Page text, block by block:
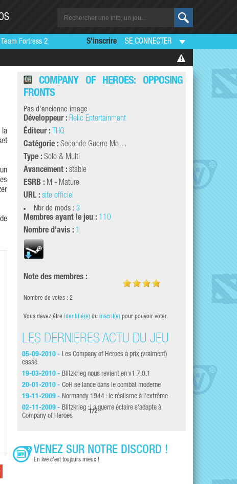
Team Fortress 2 S'inscrire SE CONNECTER
COMPANY OF HEROES: OPPOSING
FRONTS
Pas d'ancienne image
Développeur : Relic Entertainment
Éditeur : THQ
Catégorie : Seconde Guerre Mo…
Type : Solo & Multi
Avancement : stable
ESRB : M - Mature
URL : site officiel
Nbr de mods : 3
Membres ayant le jeu : 110
Nombre d'avis : 1
Note des membres :
Nombre de votes : 2
Vous devez être identifié(e) ou inscrit(e) pour pouvoir voter.
LES DERNIÈRES ACTU DU JEU
05-09-2010 - Les Company of Heroes à prix (vraiment)
cassé
19-03-2010 - Blitzkrieg nous revient en v1.7.0.1
20-01-2010 - CoH se lance dans le combat moderne
19-11-2009 - Normandy 1944 : le réalisme à l'extrême
02-11-2009 - Blitzkrieg : La guerre éclaire s'adapte à
Company of Heroes
31-07-2009 -
30-03-2009 -
19-03-2008 -
1/2
VENEZ SUR NOTRE DISCORD !
En live c'est toujours mieux !